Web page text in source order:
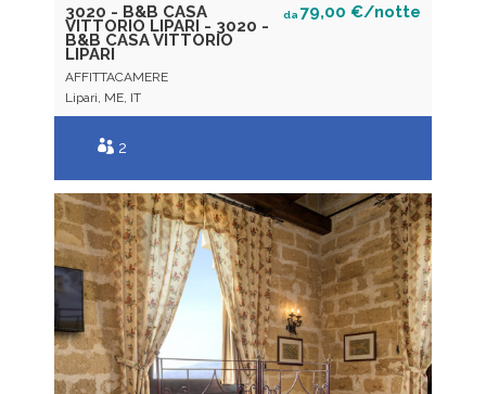
3020 - B&B CASA
VITTORIO LIPARI - 3020 -
B&B CASA VITTORIO
LIPARI
da 79,00 €/notte
AFFITTACAMERE
Lipari, ME, IT
2